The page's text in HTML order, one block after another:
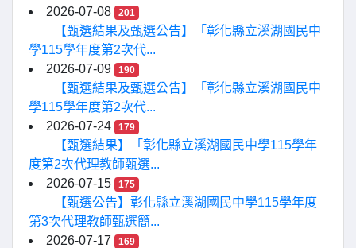
2026-07-08
201
【甄選結果及甄選公告】「彰化縣立溪湖國民中
學115學年度第2次代...
2026-07-09
190
【甄選結果及甄選公告】「彰化縣立溪湖國民中
學115學年度第2次代...
2026-07-24
179
【甄選結果】「彰化縣立溪湖國民中學115學年
度第2次代理教師甄選...
2026-07-15
175
【甄選公告】彰化縣立溪湖國民中學115學年度
第3次代理教師甄選簡...
2026-07-17
169